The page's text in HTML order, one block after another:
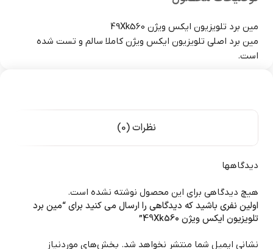
مین برد تلویزیون ایکس ویژن 49Xk560
مین برد اصلی تلویزیون ایکس ویژن کاملا سالم و تست شده
است.
نظرات (0)
دیدگاهها
هیچ دیدگاهی برای این محصول نوشته نشده است.
اولین نفری باشید که دیدگاهی را ارسال می کنید برای “مین برد
تلویزیون ایکس ویژن 49Xk560”
نشانی ایمیل شما منتشر نخواهد شد. بخش‌های موردنیاز